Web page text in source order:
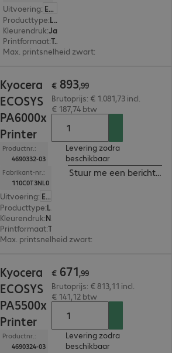
Uitvoering: Europa
Producttype: Laser printer
Kleurendruk:Ja
Printformaat: Tot max. A4
Max. printsnelheid zwart:
Kyocera
ECOSYS
PA6000x
Printer
Productnr.:
4690332-03
Fabrikant-nr.:
110C0T3NL0
Uitvoering: Europa
Producttype:
Kleurendruk: Nee
Printformaat: Tot max. A4
Max. printsnelheid zwart:
€ 893,99
Brutoprijs: € 1.081,73 incl.
€ 187,74 btw
Levering zodra
beschikbaar
Stuur me een bericht
Kyocera
ECOSYS
PA5500x
Printer
Productnr.:
4690324-03
€ 671,99
Brutoprijs: € 813,11 incl.
€ 141,12 btw
Levering zodra
beschikbaar